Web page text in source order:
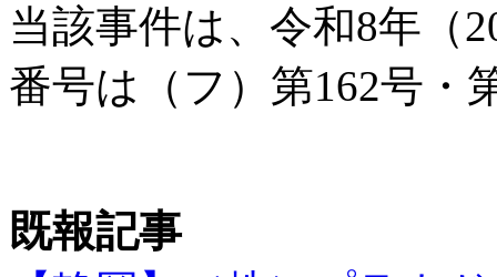
当該事件は、令和8年（
番号は（フ）第162号・
既報記事